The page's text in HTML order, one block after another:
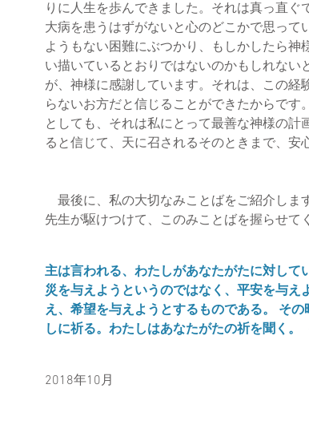
りに人生を歩んできました。それは真っ直
大病を患うはずがないと心のどこかで思っ
ようもない困難にぶつかり、もしかしたら
い描いているとおりではないのかもしれな
が、神様に感謝しています。それは、この経
らないお方だと信じることができたからで
としても、それは私にとって最善な神様の
ると信じて、天に召されるそのときまで、安
最後に、私の大切なみことばをご紹介しま
先生が駆けつけて、このみことばを握らせて
主は言われる、わたしがあなたがたに対し
災を与えようというのではなく、平安を与
え、希望を与えようとするものである。 そ
しに祈る。わたしはあなたがたの祈を聞く。
2018年10月